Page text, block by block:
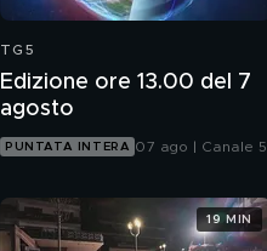
TG5
Edizione ore 13.00 del 7
agosto
PUNTATA INTERA 07 ago | Canale 5
19 MIN